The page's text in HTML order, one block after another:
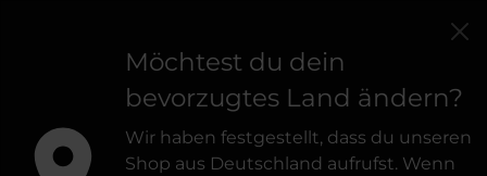
Möchtest du dein
bevorzugtes Land ändern?
Wir haben festgestellt, dass du unseren
Shop aus Deutschland aufrufst. Wenn